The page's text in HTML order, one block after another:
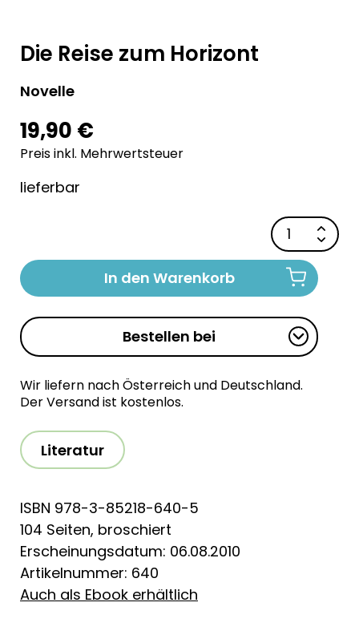
Die Reise zum Horizont
Novelle
19,90 €
Preis inkl. Mehrwertsteuer
lieferbar
In den Warenkorb
Bestellen bei
Wir liefern nach Österreich und Deutschland.
Der Versand ist kostenlos.
Literatur
ISBN 978-3-85218-640-5
104 Seiten, broschiert
Erscheinungsdatum: 06.08.2010
Artikelnummer: 640
Auch als Ebook erhältlich